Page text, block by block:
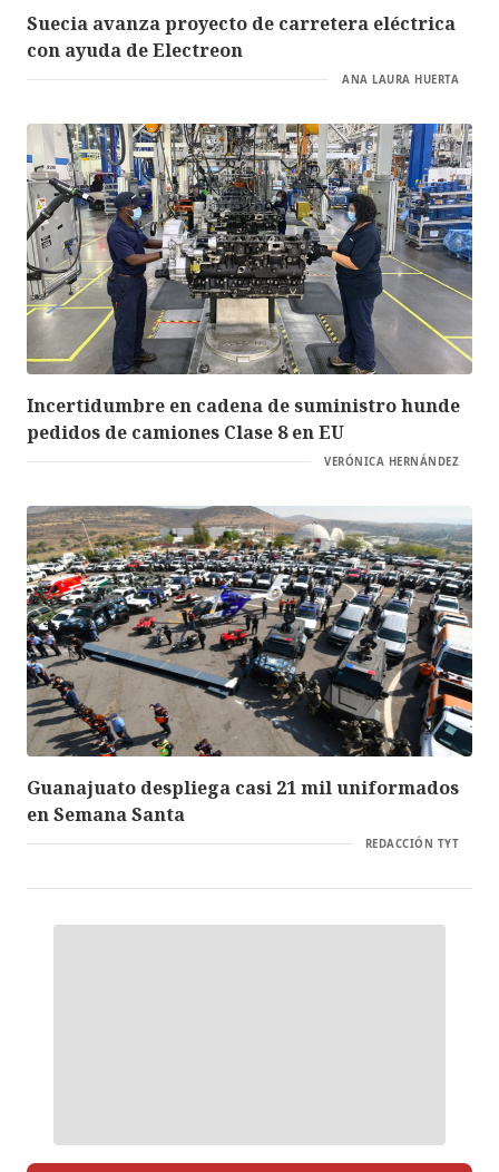
Suecia avanza proyecto de carretera eléctrica
con ayuda de Electreon
ANA LAURA HUERTA
Incertidumbre en cadena de suministro hunde
pedidos de camiones Clase 8 en EU
VERÓNICA HERNÁNDEZ
Guanajuato despliega casi 21 mil uniformados
en Semana Santa
REDACCIÓN TYT